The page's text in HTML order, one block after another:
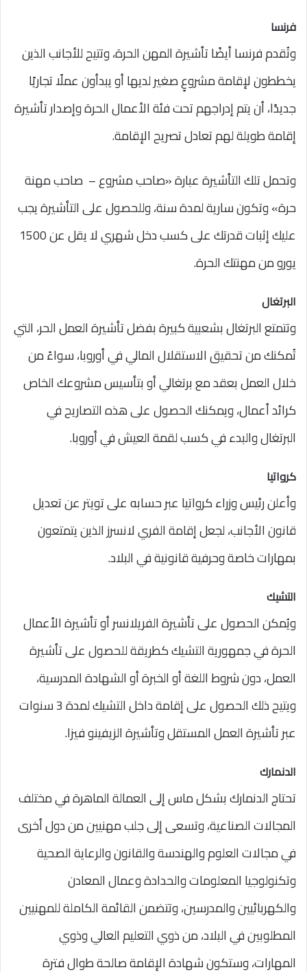
فرنسا
وتُقدم فرنسا أيضًا تأشيرة المهن الحرة، وتتيح للأجانب الذين
يخططون لإقامة مشروعٍ صغير لديها أو يبدأون عملًا تجاريًا
جديدًا، أن يتم إدراجهم تحت فئة الأعمال الحرة وإصدار تأشيرة
إقامة طويلة لهم تعادل تصريح الإقامة.
وتحمل تلك التأشيرة عبارة «صاحب مشروع – صاحب مهنة
حرة» وتكون سارية لمدة سنة، وللحصول على التأشيرة يجب
عليك إثبات قدرتك على كسب دخل شهري لا يقل عن 1500
يورو من مهنتك الحرة.
البرتغال
وتتمتع البرتغال بشعبية كبيرة بفضل تأشيرة العمل الحر، التي
تُمكنك من تحقيق الاستقلال المالي في أوروبا، سواءً من
خلال العمل بعقد مع برتغالي أو بتأسيس مشروعك الخاص
كرائد أعمال، ويمكنك الحصول على هذه التصاريح في
البرتغال والبدء في كسب لقمة العيش في أوروبا.
كرواتيا
وأعلن رئيس وزراء كرواتيا عبر حسابه على تويتر عن تعديل
قانون الأجانب، لجعل إقامة الفري لانسرز الذين يتمتعون
بمهارات خاصة وحرفية قانونية في البلاد.
التشيك
ويُمكن الحصول على تأشيرة الفريلانسر أو تأشيرة الأعمال
الحرة في جمهورية التشيك كطريقة للحصول على تأشيرة
العمل، دون شروط اللغة أو الخبرة أو الشهادة المدرسية،
ويتيح ذلك الحصول على إقامة داخل التشيك لمدة 3 سنوات
عبر تأشيرة العمل المستقل وتأشيرة الزيفينو فيزا.
الدنمارك
تحتاج الدنمارك بشكل ماس إلى العمالة الماهرة في مختلف
المجالات الصناعية، وتسعى إلى جلب مهنيين من دول أخرى
في مجالات العلوم والهندسة والقانون والرعاية الصحية
وتكنولوجيا المعلومات والحدادة وعمال المعادن
والكهربائيين والمدرسين، وتتضمن القائمة الكاملة للمهنيين
المطلوبين في البلاد، من ذوي التعليم العالي وذوي
المهارات، وستكون شهادة الإقامة صالحة طوال فترة